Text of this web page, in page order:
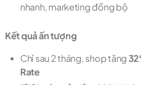
nhanh, marketing đồng bộ
Kết quả ấn tượng
Chỉ sau 2 tháng, shop tăng
Rate